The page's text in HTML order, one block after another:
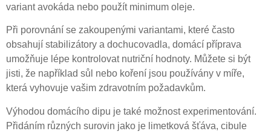
variant avokáda nebo použít minimum oleje.
Při porovnání se zakoupenými variantami, které často
obsahují stabilizátory a dochucovadla, domácí příprava
umožňuje lépe kontrolovat nutriční hodnoty. Můžete si být
jisti, že například sůl nebo koření jsou používány v míře,
která vyhovuje vašim zdravotním požadavkům.
Výhodou domácího dipu je také možnost experimentování.
Přidáním různých surovin jako je limetková šťáva, cibule